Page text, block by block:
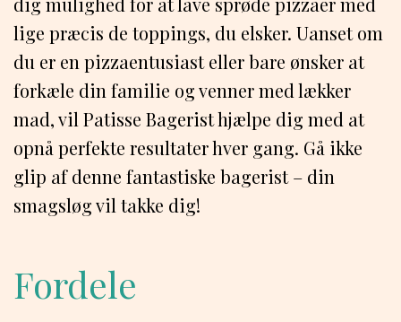
lige præcis de toppings, du elsker. Uanset om
du er en pizzaentusiast eller bare ønsker at
forkæle din familie og venner med lækker
mad, vil Patisse Bagerist hjælpe dig med at
opnå perfekte resultater hver gang. Gå ikke
glip af denne fantastiske bagerist – din
smagsløg vil takke dig!
Fordele